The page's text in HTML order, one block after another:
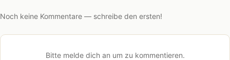
Noch keine Kommentare — schreibe den ersten!
Bitte melde dich an um zu kommentieren.